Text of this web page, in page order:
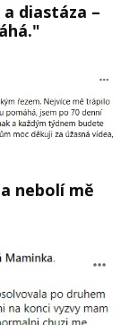
diastáza –
nebolí mě